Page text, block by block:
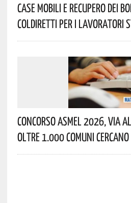
Case Mobili E Recupero Dei
Coldiretti Per I Lavoratori
Concorso Asmel 2026, Via
Oltre 1.000 Comuni